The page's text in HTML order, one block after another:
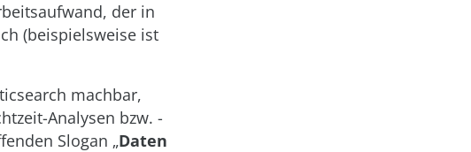
der in
(beispielsweise ist
machbar,
Analysen bzw. -
Slogan „Daten